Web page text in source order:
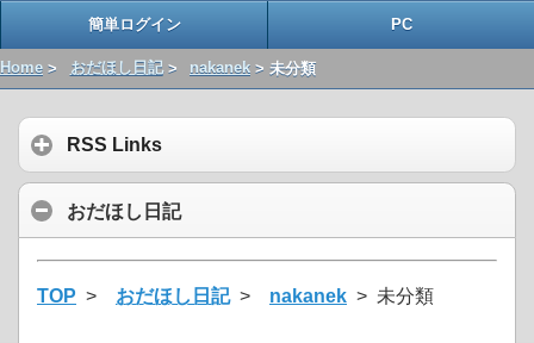
簡単ログイン PC
Home > おだほし日記> nakanek > 未分類
RSS Links
おだほし日記
TOP > おだほし日記> nakanek > 未分類